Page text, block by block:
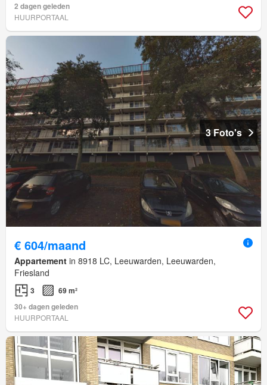
2 dagen geleden
HUURPORTAAL
3 Foto's
€ 604/maand
Appartement in 8918 LC, Leeuwarden, Leeuwarden,
Friesland
3
69 m²
30+ dagen geleden
HUURPORTAAL